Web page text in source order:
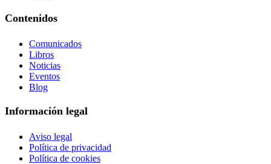
Contenidos
Comunicados
Libros
Noticias
Eventos
Blog
Información legal
Aviso legal
Política de privacidad
Política de cookies